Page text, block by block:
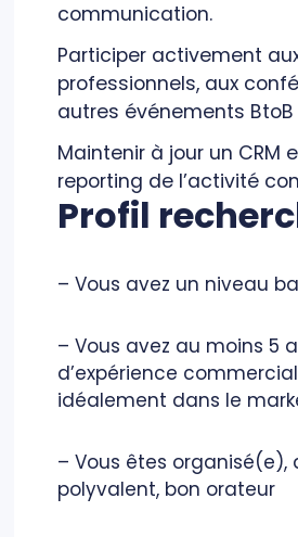
communication.
Participer activement
professionnels, aux
autres événements BtoB
Maintenir à jour un CRM
reporting de l’activité
Profil
– Vous avez un niveau
– Vous avez au moins 5
d’expérience
idéalement dans le
– Vous êtes organisé(e),
polyvalent, bon orateur